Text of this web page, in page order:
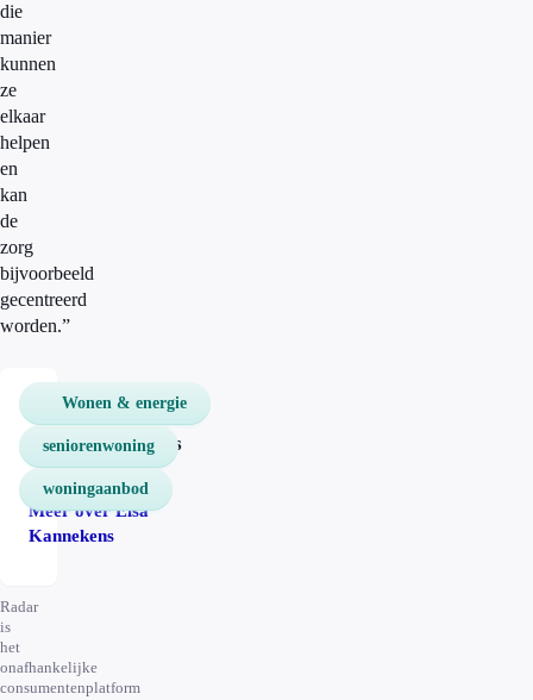
die
manier
kunnen
ze
elkaar
helpen
en
kan
de
zorg
bijvoorbeeld
gecentreerd
worden.”
Elsa
Kannekens
Redacteur
Radar online
Meer over Elsa
Kannekens
Radar
is
het
onafhankelijke
consumentenplatform
Wonen & energie
seniorenwoning
woningaanbod